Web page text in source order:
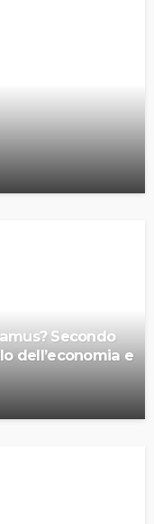
Secondo
dell’economia e